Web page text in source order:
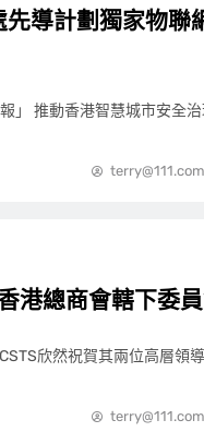
導計劃獨家物聯
」 推動香港智慧城市安全
港總商會轄下委
欣然祝賀其兩位高層領